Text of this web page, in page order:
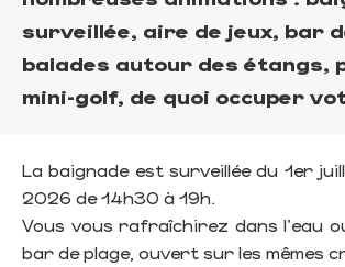
surveillée, aire de jeux, bar
balades autour des étangs,
mini-golf, de quoi occuper
La baignade est surveillée du 1er
2026 de 14h30 à 19h.
Vous vous rafraîchirez dans l'eau
bar de plage, ouvert sur les mêmes